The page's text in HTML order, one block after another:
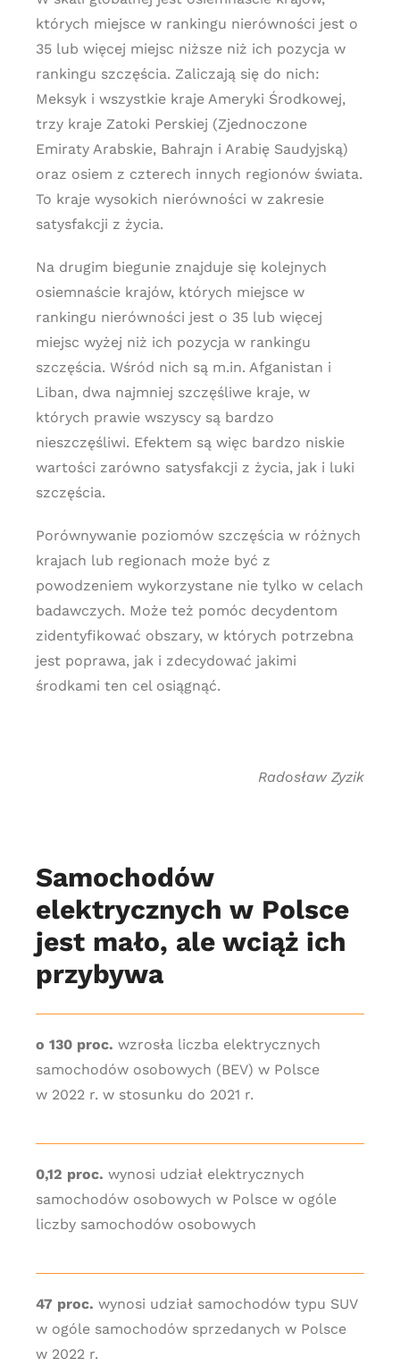
których miejsce w rankingu nierówności jest o
35 lub więcej miejsc niższe niż ich pozycja w
rankingu szczęścia. Zaliczają się do nich:
Meksyk i wszystkie kraje Ameryki Środkowej,
trzy kraje Zatoki Perskiej (Zjednoczone
Emiraty Arabskie, Bahrajn i Arabię Saudyjską)
oraz osiem z czterech innych regionów świata.
To kraje wysokich nierówności w zakresie
satysfakcji z życia.
Na drugim biegunie znajduje się kolejnych
osiemnaście krajów, których miejsce w
rankingu nierówności jest o 35 lub więcej
miejsc wyżej niż ich pozycja w rankingu
szczęścia. Wśród nich są m.in. Afganistan i
Liban, dwa najmniej szczęśliwe kraje, w
których prawie wszyscy są bardzo
nieszczęśliwi. Efektem są więc bardzo niskie
wartości zarówno satysfakcji z życia, jak i luki
szczęścia.
Porównywanie poziomów szczęścia w różnych
krajach lub regionach może być z
powodzeniem wykorzystane nie tylko w celach
badawczych. Może też pomóc decydentom
zidentyfikować obszary, w których potrzebna
jest poprawa, jak i zdecydować jakimi
środkami ten cel osiągnąć.
Radosław Zyzik
Samochodów
elektrycznych w Polsce
jest mało, ale wciąż ich
przybywa
o 130 proc. wzrosła liczba elektrycznych
samochodów osobowych (BEV) w Polsce
w 2022 r. w stosunku do 2021 r.
0,12 proc. wynosi udział elektrycznych
samochodów osobowych w Polsce w ogóle
liczby samochodów osobowych
47 proc. wynosi udział samochodów typu SUV
w ogóle samochodów sprzedanych w Polsce
w 2022 r.